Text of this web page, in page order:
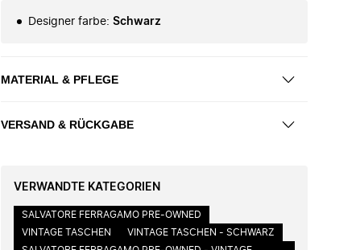
Designer farbe: Schwarz
MATERIAL & PFLEGE
VERSAND & RÜCKGABE
VERWANDTE KATEGORIEN
SALVATORE FERRAGAMO PRE-OWNED
VINTAGE TASCHEN
VINTAGE TASCHEN - SCHWARZ